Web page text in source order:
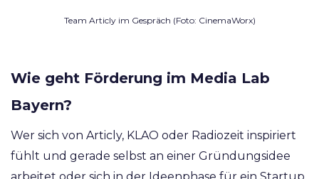
Team Articly im Gespräch (Foto: CinemaWorx)
Wie geht Förderung im Media Lab
Bayern?
Wer sich von Articly, KLAO oder Radiozeit inspiriert
fühlt und gerade selbst an einer Gründungsidee